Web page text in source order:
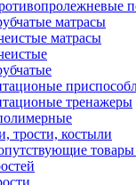
матрасы
матрасы
тренажеры
трости, костыли
товары